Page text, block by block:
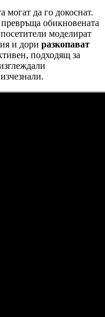
могат да го докоснат.
превръща обикновената
моделират
и дори разкопават
подходящ за